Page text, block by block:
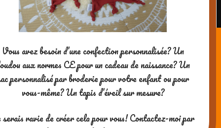
Vous avez besoin d’une confection personnalisée? Un
aux normes CE pour un cadeau de naissance? Un
personnalisé par broderie pour votre enfant ou pour
vous-même? Un tapis d’éveil sur mesure?
ravie de créer cela pour vous! Contactez-moi par